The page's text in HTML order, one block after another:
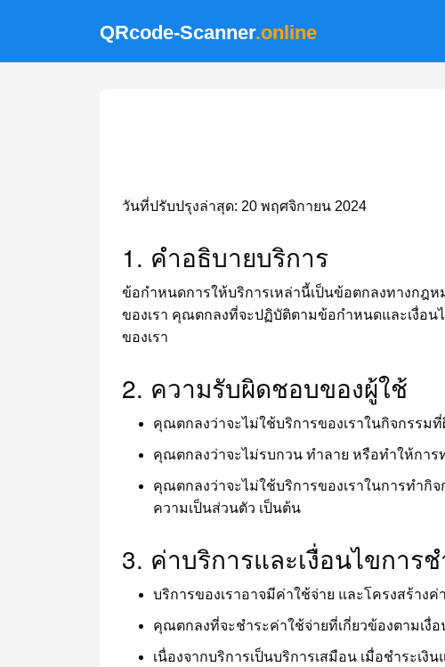
QRcode-Scanner.online
วันที่ปรับปรุงล่าสุด: 20 พฤศจิกายน 2024
1. คำอธิบายบริการ
ข้อกำหนดการให้บริการเหล่านี้เป็นข้อตกลงทางกฎห
ของเรา คุณตกลงที่จะปฏิบัติตามข้อกำหนดและเงื่อ
ของเรา
2. ความรับผิดชอบของผู้ใช้
คุณตกลงว่าจะไม่ใช้บริการของเราในกิจกรร
คุณตกลงว่าจะไม่รบกวน ทำลาย หรือทำให้การ
คุณตกลงว่าจะไม่ใช้บริการของเราในการทำกิ
ความเป็นส่วนตัว เป็นต้น
3. ค่าบริการและเงื่อนไขการช
บริการของเราอาจมีค่าใช้จ่าย และโครงสร้าง
คุณตกลงที่จะชำระค่าใช้จ่ายที่เกี่ยวข้องตามเงื่อ
เนื่องจากบริการเป็นบริการเสมือน เมื่อชำระเ